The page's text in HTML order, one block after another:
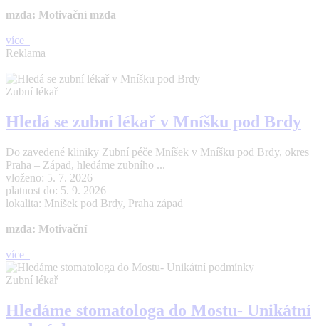
mzda: Motivační mzda
více
Reklama
Zubní lékař
Hledá se zubní lékař v Mníšku pod Brdy
Do zavedené kliniky Zubní péče Mníšek v Mníšku pod Brdy, okres
Praha – Západ, hledáme zubního ...
vloženo: 5. 7. 2026
platnost do: 5. 9. 2026
lokalita: Mníšek pod Brdy, Praha západ
mzda: Motivační
více
Zubní lékař
Hledáme stomatologa do Mostu- Unikátní